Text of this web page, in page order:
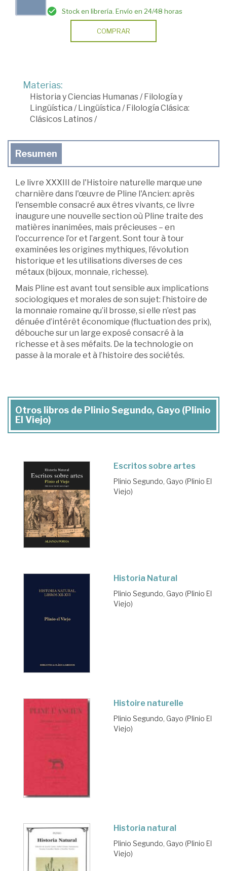
Stock en librería. Envío en 24/48 horas
COMPRAR
Materias:
Historia y Ciencias Humanas /Filología y
Lingüística /Lingüística /Filología Clásica:
Clásicos Latinos /
Resumen
Le livre XXXIII de l'Histoire naturelle marque une
charnière dans l'œuvre de Pline l'Ancien: après
l'ensemble consacré aux êtres vivants, ce livre
inaugure une nouvelle section où Pline traite des
matières inanimées, mais précieuses – en
l'occurrence l’or et l’argent. Sont tour à tour
examinées les origines mythiques, l’évolution
historique et les utilisations diverses de ces
métaux (bijoux, monnaie, richesse).
Mais Pline est avant tout sensible aux implications
sociologiques et morales de son sujet: l’histoire de
la monnaie romaine qu’il brosse, si elle n’est pas
dénuée d’intérêt économique (fluctuation des prix),
débouche sur un large exposé consacré à la
richesse et à ses méfaits. De la technologie on
passe à la morale et à l’histoire des sociétés.
Otros libros de Plinio Segundo, Gayo (Plinio
El Viejo)
Escritos sobre artes
Plinio Segundo, Gayo (Plinio El
Viejo)
Historia Natural
Plinio Segundo, Gayo (Plinio El
Viejo)
Histoire naturelle
Plinio Segundo, Gayo (Plinio El
Viejo)
Historia natural
Plinio Segundo, Gayo (Plinio El
Viejo)